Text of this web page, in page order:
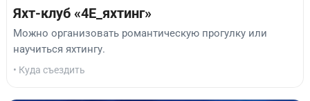
Яхт-клуб «4Е_яхтинг»
Можно организовать романтическую прогулку или
научиться яхтингу.
• Куда съездить